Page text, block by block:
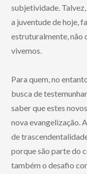
subjetividade.
a juventude de hoje,
estruturalmente, não
vivemos.
Para quem, no
busca de
saber que estes
nova evangelização.
de
porque são parte do
também o desafio